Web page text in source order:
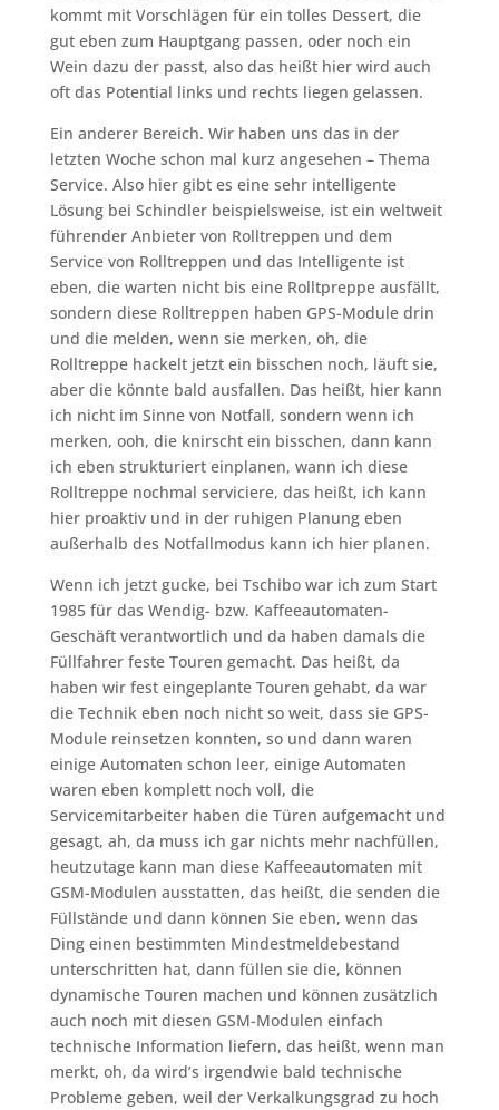
kommt mit Vorschlägen für ein tolles Dessert, die
gut eben zum Hauptgang passen, oder noch ein
Wein dazu der passt, also das heißt hier wird auch
oft das Potential links und rechts liegen gelassen.
Ein anderer Bereich. Wir haben uns das in der
letzten Woche schon mal kurz angesehen – Thema
Service. Also hier gibt es eine sehr intelligente
Lösung bei Schindler beispielsweise, ist ein weltweit
führender Anbieter von Rolltreppen und dem
Service von Rolltreppen und das Intelligente ist
eben, die warten nicht bis eine Rolltpreppe ausfällt,
sondern diese Rolltreppen haben GPS-Module drin
und die melden, wenn sie merken, oh, die
Rolltreppe hackelt jetzt ein bisschen noch, läuft sie,
aber die könnte bald ausfallen. Das heißt, hier kann
ich nicht im Sinne von Notfall, sondern wenn ich
merken, ooh, die knirscht ein bisschen, dann kann
ich eben strukturiert einplanen, wann ich diese
Rolltreppe nochmal serviciere, das heißt, ich kann
hier proaktiv und in der ruhigen Planung eben
außerhalb des Notfallmodus kann ich hier planen.
Wenn ich jetzt gucke, bei Tschibo war ich zum Start
1985 für das Wendig- bzw. Kaffeeautomaten-
Geschäft verantwortlich und da haben damals die
Füllfahrer feste Touren gemacht. Das heißt, da
haben wir fest eingeplante Touren gehabt, da war
die Technik eben noch nicht so weit, dass sie GPS-
Module reinsetzen konnten, so und dann waren
einige Automaten schon leer, einige Automaten
waren eben komplett noch voll, die
Servicemitarbeiter haben die Türen aufgemacht und
gesagt, ah, da muss ich gar nichts mehr nachfüllen,
heutzutage kann man diese Kaffeeautomaten mit
GSM-Modulen ausstatten, das heißt, die senden die
Füllstände und dann können Sie eben, wenn das
Ding einen bestimmten Mindestmeldebestand
unterschritten hat, dann füllen sie die, können
dynamische Touren machen und können zusätzlich
auch noch mit diesen GSM-Modulen einfach
technische Information liefern, das heißt, wenn man
merkt, oh, da wird’s irgendwie bald technische
Probleme geben, weil der Verkalkungsgrad zu hoch